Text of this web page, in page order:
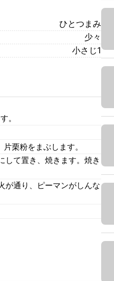
ひとつまみ
少々
小さじ1
。
栗粉をまぶします。
して置き、焼きます。焼き
が通り、ピーマンがしんな